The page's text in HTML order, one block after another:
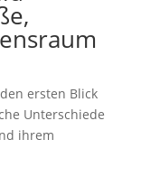
ersten Blick
Unterschiede
ihrem